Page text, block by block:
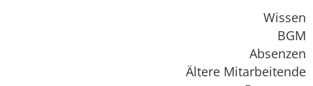
Wissen
BGM
Absenzen
Ältere Mitarbeitende